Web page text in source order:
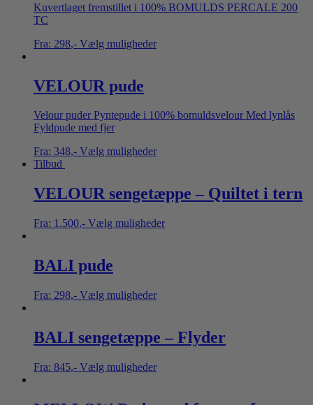
Kuvertlaget fremstillet i 100% BOMULDS PERCALE 200
TC
Fra: 298,- Vælg muligheder
VELOUR pude
Velour puder Pyntepude i 100% bomuldsvelour Med lynlås
Fyldpude med fjer
Fra: 348,- Vælg muligheder
Tilbud
VELOUR sengetæppe – Quiltet i tern
Fra: 1.500,- Vælg muligheder
BALI pude
Fra: 298,- Vælg muligheder
BALI sengetæppe – Flyder
Fra: 845,- Vælg muligheder